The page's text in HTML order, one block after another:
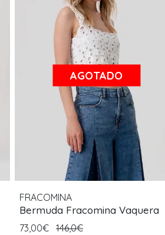
AGOTADO
FRACOMINA
Bermuda Fracomina Vaquera
73,00€ 146,0€